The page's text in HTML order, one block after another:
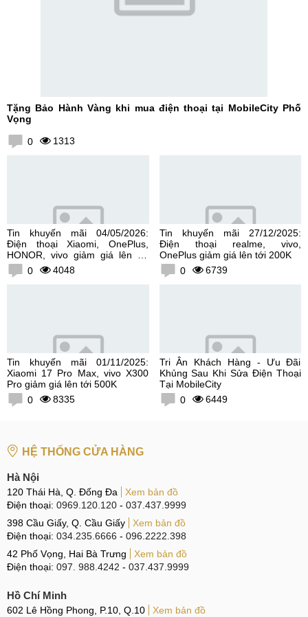
Tặng Bảo Hành Vàng khi mua điện thoại tại MobileCity Phố
Vọng
0 1313
Tin khuyến mãi 04/05/2026:
Điện thoại Xiaomi, OnePlus,
HONOR, vivo giảm giá lên tới
300K0 4048
Tin khuyến mãi 27/12/2025:
Điện thoại realme, vivo,
OnePlus giảm giá lên tới 200K
0
6739
Tin khuyến mãi 01/11/2025:
Xiaomi 17 Pro Max, vivo X300
Pro giảm giá lên tới 500K
0
8335
Tri Ân Khách Hàng - Ưu Đãi
Khủng Sau Khi Sửa Điện Thoại
Tại MobileCity
0
6449
HỆ THỐNG CỬA HÀNG
Hà Nội
120 Thái Hà, Q. Đống Đa
Xem bản đồ
Điện thoại: 0969.120.120 - 037.437.9999
398 Cầu Giấy, Q. Cầu Giấy
Xem bản đồ
Điện thoại: 034.235.6666 - 096.2222.398
42 Phố Vọng, Hai Bà Trưng
Xem bản đồ
Điện thoại: 097. 988.4242 - 037.437.9999
Hồ Chí Minh
602 Lê Hồng Phong, P.10, Q.10
Xem bản đồ